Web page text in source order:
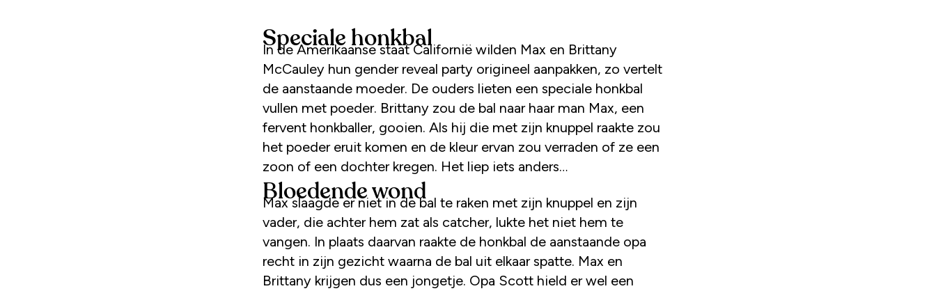
Speciale honkbal
In de Amerikaanse staat Californië wilden Max en Brittany
McCauley hun gender reveal party origineel aanpakken, zo vertelt
de aanstaande moeder. De ouders lieten een speciale honkbal
vullen met poeder. Brittany zou de bal naar haar man Max, een
fervent honkballer, gooien. Als hij die met zijn knuppel raakte zou
het poeder eruit komen en de kleur ervan zou verraden of ze een
zoon of een dochter kregen. Het liep iets anders…
Bloedende wond
Max slaagde er niet in de bal te raken met zijn knuppel en zijn
vader, die achter hem zat als catcher, lukte het niet hem te
vangen. In plaats daarvan raakte de honkbal de aanstaande opa
recht in zijn gezicht waarna de bal uit elkaar spatte. Max en
Brittany krijgen dus een jongetje. Opa Scott hield er wel een